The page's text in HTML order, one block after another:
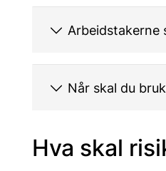
Arbeidstakerne
Når skal du
Hva skal